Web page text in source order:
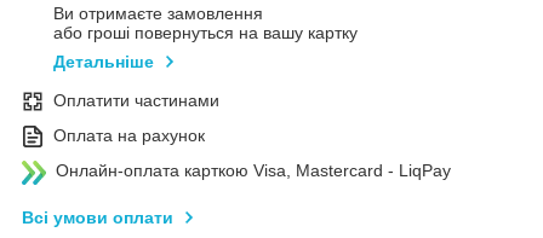
Ви отримаєте замовлення
або гроші повернуться на вашу картку
Детальніше
Оплатити частинами
Оплата на рахунок
Онлайн-оплата карткою Visa, Mastercard - LiqPay
Всі умови оплати